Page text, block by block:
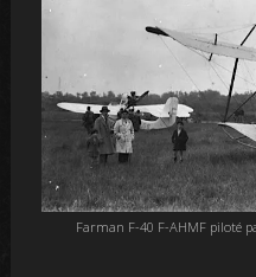
Farman F-40 F-AHMF piloté